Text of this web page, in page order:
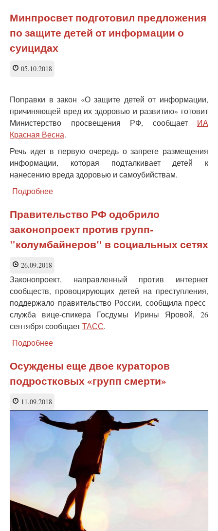
в
Керчи.
Теракт
системы
Минпросвет подготовил предложения
по защите детей от информации о
суицидах
05.10.2018
Поправки в закон «О защите детей от информации,
причиняющей вред их здоровью и развитию» готовит
Министерство просвещения РФ, сообщает ИА
Красная Весна.
Речь идет в первую очередь о запрете размещения
информации, которая подталкивает детей к
нанесению вреда здоровью и самоубийствам.
Подробнее
подготовил
предложения
по
защите
детей
о
суицидах
Правительство РФ одобрило
законопроект против групп-
"колумбайнеров" в социальных сетях
26.09.2018
Законопроект, направленный против интернет
сообществ, провоцирующих детей на преступления,
поддержало правительство России, сообщила пресс-
служба вице-спикера Госдумы Ирины Яровой, 26
сентября сообщаетТАСС.
Подробнее
РФ
одобрило
законопроект
"колумбайнеров"
в
социальных
Осуждены еще двое кураторов
подростковых «групп смерти»
11.09.2018